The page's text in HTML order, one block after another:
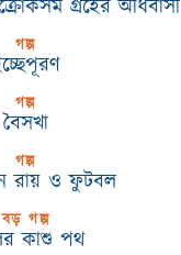
গ্রহের অধিবাসী
গল্প
গল্প
বৈসখা
গল্প
রায় ও ফুটবল
বড় গল্প
কাশু পথ